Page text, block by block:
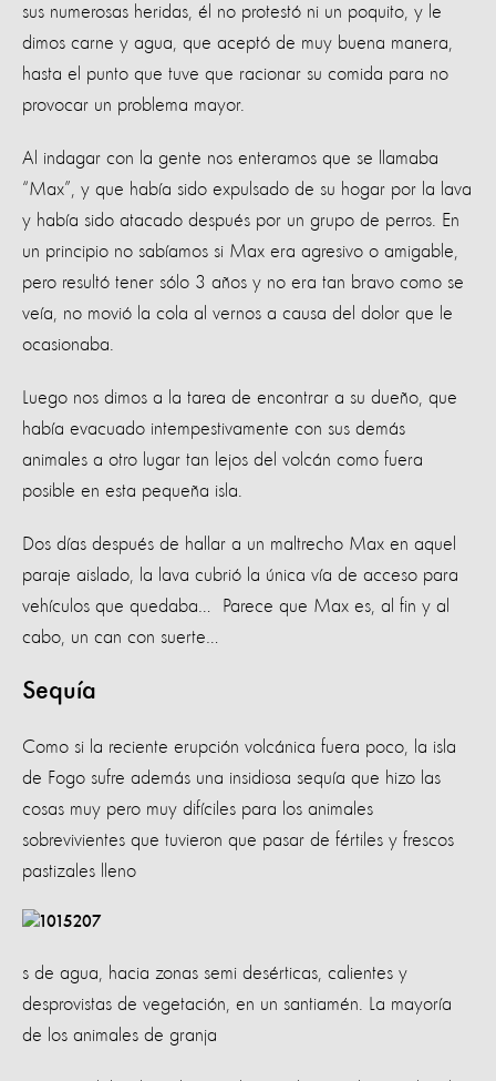
sus numerosas heridas, él no protestó ni un poquito, y le
dimos carne y agua, que aceptó de muy buena manera,
hasta el punto que tuve que racionar su comida para no
provocar un problema mayor.
Al indagar con la gente nos enteramos que se llamaba
“Max”, y que había sido expulsado de su hogar por la lava
y había sido atacado después por un grupo de perros. En
un principio no sabíamos si Max era agresivo o amigable,
pero resultó tener sólo 3 años y no era tan bravo como se
veía, no movió la cola al vernos a causa del dolor que le
ocasionaba.
Luego nos dimos a la tarea de encontrar a su dueño, que
había evacuado intempestivamente con sus demás
animales a otro lugar tan lejos del volcán como fuera
posible en esta pequeña isla.
Dos días después de hallar a un maltrecho Max en aquel
paraje aislado, la lava cubrió la única vía de acceso para
vehículos que quedaba… Parece que Max es, al fin y al
cabo, un can con suerte…
Sequía
Como si la reciente erupción volcánica fuera poco, la isla
de Fogo sufre además una insidiosa sequía que hizo las
cosas muy pero muy difíciles para los animales
sobrevivientes que tuvieron que pasar de fértiles y frescos
pastizales lleno
s de agua, hacia zonas semi desérticas, calientes y
desprovistas de vegetación, en un santiamén. La mayoría
de los animales de granja